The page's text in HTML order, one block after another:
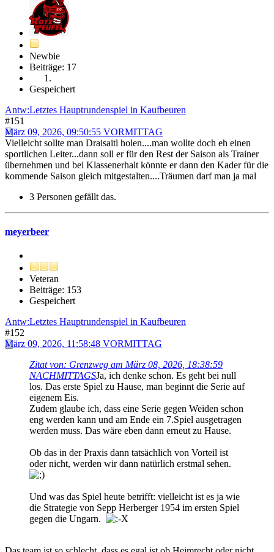
Newbie
Beiträge: 17
Gespeichert
Antw:Letztes Hauptrundenspiel in Kaufbeuren
#151
März 09, 2026, 09:50:55 VORMITTAG
Vielleicht sollte man Draisaitl holen....man wollte doch eh einen
sportlichen Leiter...dann soll er für den Rest der Saison als Trainer
übernehmen und bei Klassenerhalt könnte er dann den Kader für die
kommende Saison gleich mitgestalten....Träumen darf man ja mal
3 Personen gefällt das.
meyerbeer
Veteran
Beiträge: 153
Gespeichert
Antw:Letztes Hauptrundenspiel in Kaufbeuren
#152
März 09, 2026, 11:58:48 VORMITTAG
Zitat von: Grenzweg am März 08, 2026, 18:38:59
NACHMITTAGSJa, ich denke schon. Es geht bei null
los. Das erste Spiel zu Hause, man beginnt die Serie auf
eigenem Eis.
Zudem glaube ich, dass eine Serie gegen Weiden schon
eng werden kann und am Ende ein 7.Spiel ausgetragen
werden muss. Das wäre eben dann erneut zu Hause.
Ob das in der Praxis dann tatsächlich von Vorteil ist
oder nicht, werden wir dann natürlich erstmal sehen.
Und was das Spiel heute betrifft: vielleicht ist es ja wie
die Strategie von Sepp Herberger 1954 im ersten Spiel
gegen die Ungarn.